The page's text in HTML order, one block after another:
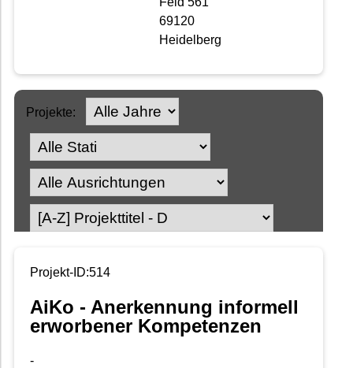
69120
Heidelberg
Projekte:
Projekt-ID:514
AiKo - Anerkennung informell
erworbener Kompetenzen
-